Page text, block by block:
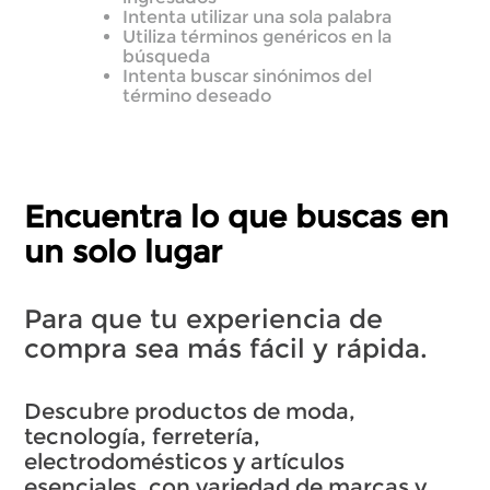
Intenta utilizar una sola palabra
Utiliza términos genéricos en la
búsqueda
Intenta buscar sinónimos del
término deseado
Encuentra lo que buscas en
un solo lugar
Para que tu experiencia de
compra sea más fácil y rápida.
Descubre productos de moda,
tecnología, ferretería,
electrodomésticos y artículos